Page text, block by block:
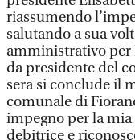
riassumendo
salutando a sua
amministrativo per
da presidente del
sera si conclude il
comunale di
impegno per la
debitrice e